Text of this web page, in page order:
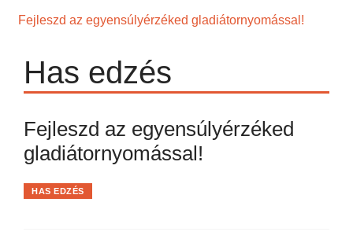
Fejleszd az egyensúlyérzéked gladiátornyomással!
Has edzés
Fejleszd az egyensúlyérzéked
gladiátornyomással!
HAS EDZÉS